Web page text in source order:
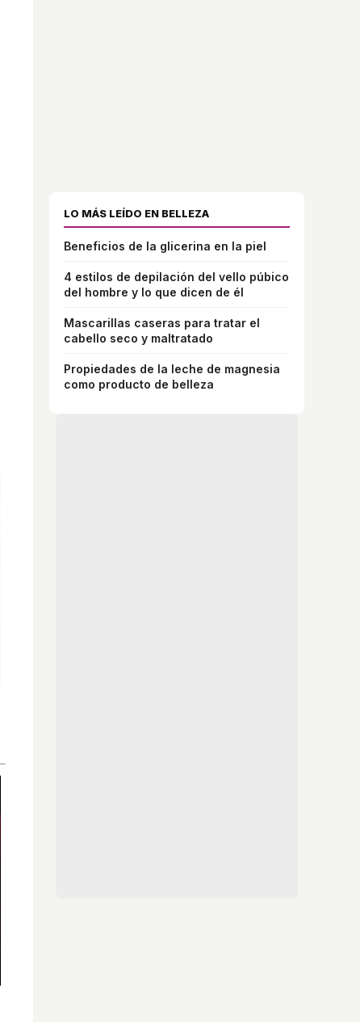
LO MÁS LEÍDO EN BELLEZA
Beneficios de la glicerina en la piel
4 estilos de depilación del vello púbico
del hombre y lo que dicen de él
Mascarillas caseras para tratar el
cabello seco y maltratado
Propiedades de la leche de magnesia
como producto de belleza